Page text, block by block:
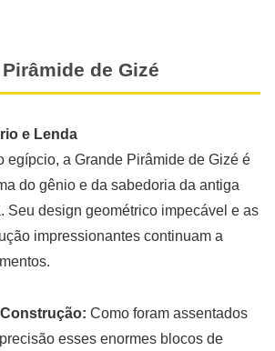
de Gizé
e Lenda
egípcio, a Grande Pirâmide de Gizé é
do gênio e da sabedoria da antiga
Seu design geométrico impecável e as
impressionantes continuam a
Como foram assentados
esses enormes blocos de